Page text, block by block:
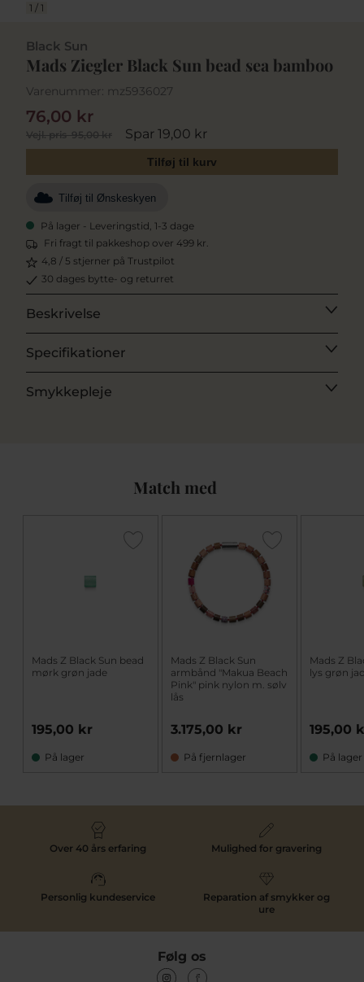
1 / 1
Black Sun
Mads Ziegler Black Sun bead sea bamboo
Varenummer: mz5936027
Vejl. pris95,00 kr Spar 19,00 kr
76,00 kr
Tilføj til kurv
Tilføj til Ønskeskyen
På lager - Leveringstid, 1-3 dage
Fri fragt til pakkeshop over 499 kr.
4,8 / 5 stjerner på Trustpilot
30 dages bytte- og returret
Beskrivelse
Specifikationer
Smykkepleje
Match med
Mads Z Black Sun bead
mørk grøn jade
195,00 kr
På lager
Mads Z Black Sun
armbånd "Makua Beach
Pink" pink nylon m. sølv
lås
3.175,00 kr
På fjernlager
Mads Z
lys grøn
195,00
På lager
Over 40 års erfaring Mulighed for gravering
Personlig kundeservice
Reparation af smykker og
ure
Følg os